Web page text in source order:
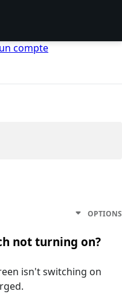
compte
OPTIONS
not turning on?
isn't switching on